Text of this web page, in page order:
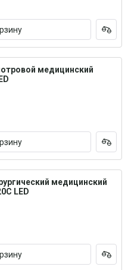
медицинский
медицинский
LED